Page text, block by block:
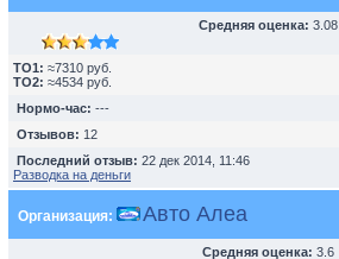
Средняя оценка: 3.08
TO1: ≈7310 руб.
TO2: ≈4534 руб.
Нормо-час: ---
Отзывов: 12
Последний отзыв: 22 дек 2014, 11:46
Разводка на деньги
Организация: Авто Алеа
Средняя оценка: 3.6